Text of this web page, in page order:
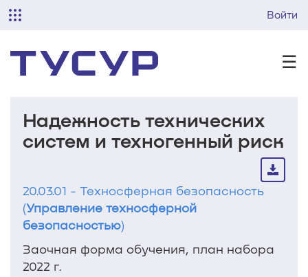
Войти
☰
Надежность технических
систем и техногенный риск
20.03.01 - Техносферная безопасность
(Управление техносферной
безопасностью)
Заочная форма обучения, план набора
2022 г.